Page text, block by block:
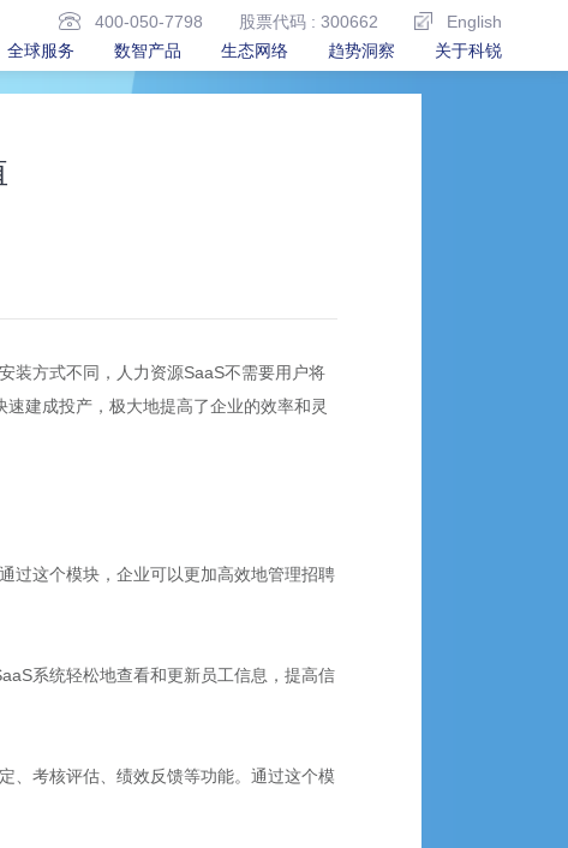
400-050-7798 股票代码 : 300662
English
全球服务 数智产品 生态网络 趋势洞察 关于科锐
装方式不同，人力资源SaaS不需要用户将
建成投产，极大地提高了企业的效率和灵
过这个模块，企业可以更加高效地管理招聘
系统轻松地查看和更新员工信息，提高信
、考核评估、绩效反馈等功能。通过这个模